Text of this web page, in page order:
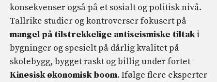
konsekvenser også på et sosialt og politisk nivå.
Tallrike studier og kontroverser fokusert på
mangel på tilstrekkelige antiseismiske tiltaki
bygninger og spesielt på dårlig kvalitet på
skolebygg, bygget raskt og billig under fortet
Kinesisk økonomisk boom. Ifølge flere eksperter